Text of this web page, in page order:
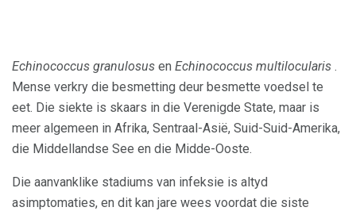
Echinococcus granulosus en Echinococcus multilocularis .
Mense verkry die besmetting deur besmette voedsel te
eet. Die siekte is skaars in die Verenigde State, maar is
meer algemeen in Afrika, Sentraal-Asië, Suid-Suid-Amerika,
die Middellandse See en die Midde-Ooste.
Die aanvanklike stadiums van infeksie is altyd
asimptomaties, en dit kan jare wees voordat die siste